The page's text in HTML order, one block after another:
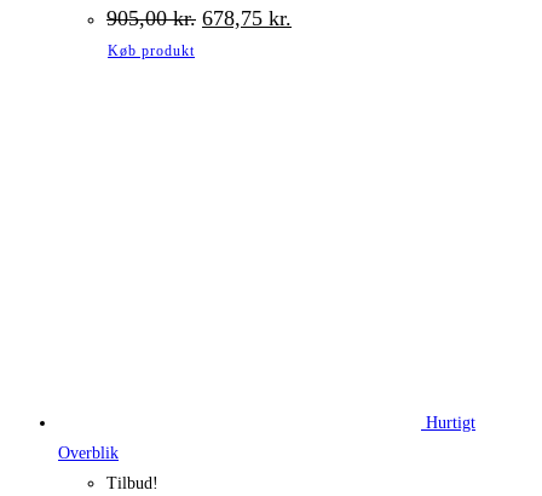
905,00kr. Den
oprindelige
678,75 kr.
aktuelle
Køb produkt
Hurtigt
Overblik
Tilbud!